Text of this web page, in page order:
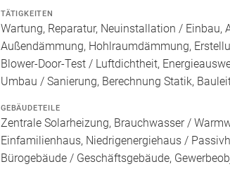
TÄTIGKEITEN
Wartung, Reparatur, Neuinstallation /
Außendämmung, Hohlraumdämmung,
Blower-Door-Test / Luftdichtheit,
Umbau / Sanierung, Berechnung Statik,
GEBÄUDETEILE
Zentrale Solarheizung, Brauchwasser /
Einfamilienhaus, Niedrigenergiehaus /
Bürogebäude / Geschäftsgebäude,